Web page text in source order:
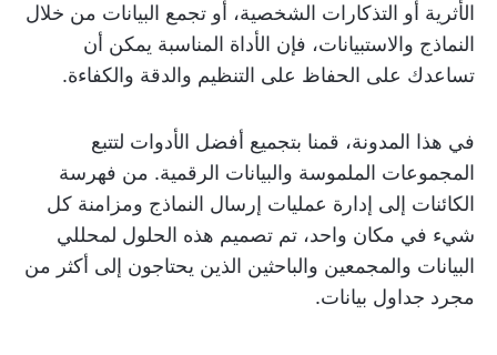
الأثرية أو التذكارات الشخصية، أو تجمع البيانات من خلال
النماذج والاستبيانات، فإن الأداة المناسبة يمكن أن
تساعدك على الحفاظ على التنظيم والدقة والكفاءة.
في هذا المدونة، قمنا بتجميع أفضل الأدوات لتتبع
المجموعات الملموسة والبيانات الرقمية. من فهرسة
الكائنات إلى إدارة عمليات إرسال النماذج ومزامنة كل
شيء في مكان واحد، تم تصميم هذه الحلول لمحللي
البيانات والمجمعين والباحثين الذين يحتاجون إلى أكثر من
مجرد جداول بيانات.